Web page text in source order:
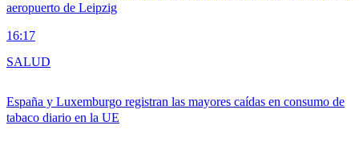
aeropuerto de Leipzig
16:17
España y Luxemburgo registran las mayores caídas en consumo de
tabaco diario en la UE
SALUD